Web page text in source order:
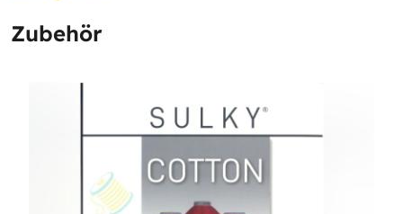
Zubehör